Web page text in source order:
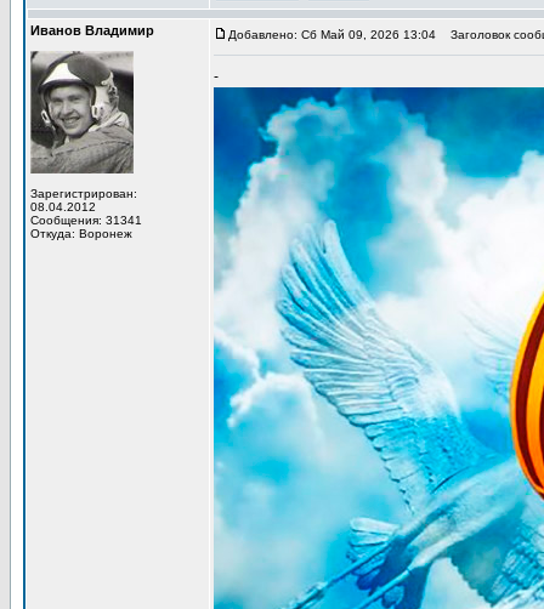
Иванов Владимир
Зарегистрирован:
08.04.2012
Сообщения: 31341
Откуда: Воронеж
Добавлено: Сб Май 09, 2026 13:04 Заголовок
-